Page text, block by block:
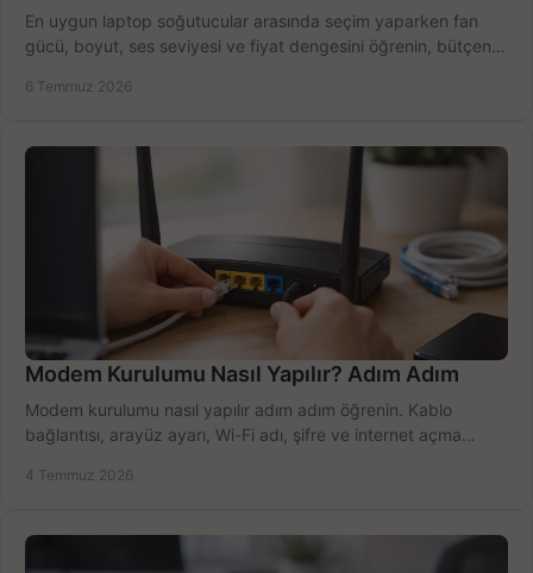
En uygun laptop soğutucular arasında seçim yaparken fan
gücü, boyut, ses seviyesi ve fiyat dengesini öğrenin, bütçenizi
6 Temmuz 2026
Modem Kurulumu Nasıl Yapılır? Adım Adım
Modem kurulumu nasıl yapılır adım adım öğrenin. Kablo
bağlantısı, arayüz ayarı, Wi-Fi adı, şifre ve internet açma
4 Temmuz 2026